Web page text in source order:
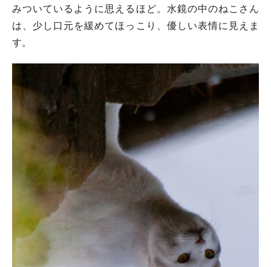
みついているように思えるほど。水鏡の中のねこさん
は、少し口元を緩めてほっこり、優しい表情に見えま
す。